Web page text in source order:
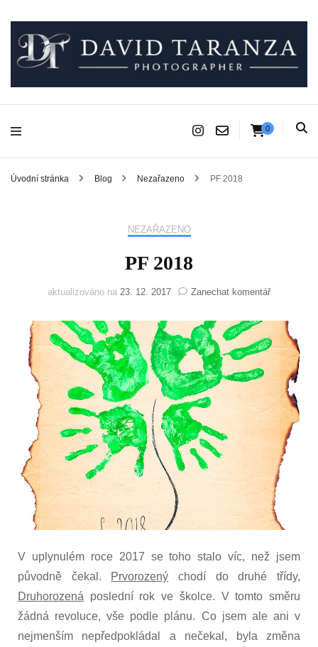
David Taranza
Fotograf pro chvíle, na kterých záleží.
0
Úvodní stránka Blog Nezařazeno PF 2018
NEZAŘAZENO
PF 2018
aktualizováno na 23. 12. 2017 Zanechat komentářna
2018
V uplynulém roce 2017 se toho stalo víc, než jsem
původně čekal. Prvorozený chodí do druhé třídy,
Druhorozená poslední rok ve školce. V tomto směru
žádná revoluce, vše podle plánu. Co jsem ale ani v
nejmenším nepředpokládal a nečekal, byla změna